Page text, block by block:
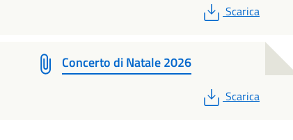
PDF
Scarica
Concerto di Natale 2026
PDF
Scarica